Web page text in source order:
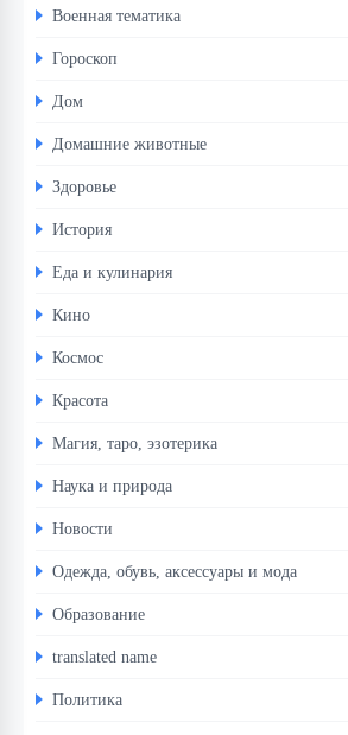
Военная тематика
Гороскоп
Дом
Домашние животные
Здоровье
История
Еда и кулинария
Кино
Космос
Красота
Магия, таро, эзотерика
Наука и природа
Новости
Одежда, обувь, аксессуары и мода
Образование
translated name
Политика